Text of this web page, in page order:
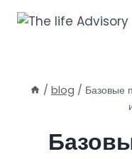
Skip
/ blog / Базовые